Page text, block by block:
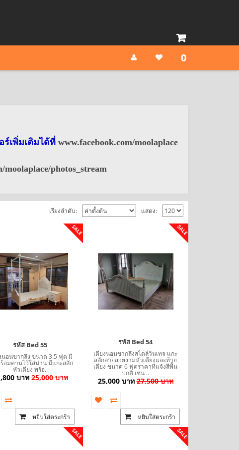
0
ร์เพิ่มเติมได้ที่www.facebook.com/moolaplace
photos_stream
แสดง:
เรียงลำดับ:
SALE
รหัส Bed 55
นอนขากลึง ขนาด 3.5 ฟุต มี
ร้อมคานไว้ใส่ม่าน มีแกะสลัก
หัวเตียง พร้อ..
บาท 25,000 บาท
หยิบใส่ตระกร้า
SALE
รหัส Bed 54
เตียงนอนขากลึงสไตล์วินเทจ แกะ
สลักลายสวยงามหัวเตียงและท้าย
เตียง ขนาด 6 ฟุตราคาที่แจ้งสีพื้น
ปกติ เช่น ..
25,000 บาท 27,500 บาท
หยิบใส่ตระกร้า
SALE SALE